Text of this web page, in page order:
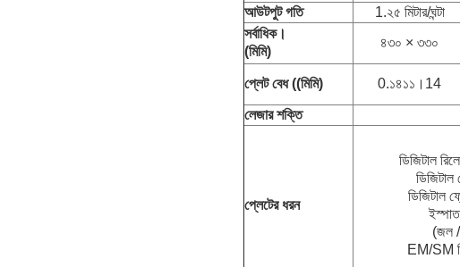
আউটপুট গতি
1.২৫ মিটার/ঘন্টা
সর্বাধিক।
(মিমি)
৪৩০ × ৩৩০
প্লেট বেধ ((মিমি) 0.১৪১১।14
লেজার শক্তি
প্লেটের ধরন
ডিজিটাল
ডিজিটাল
(জল /
EM/SM